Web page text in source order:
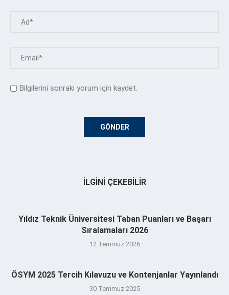
Bilgilerini sonraki yorum için kaydet.
İLGINI ÇEKEBILIR
Yıldız Teknik Üniversitesi Taban Puanları ve Başarı
Sıralamaları 2026
12 Temmuz 2026
ÖSYM 2025 Tercih Kılavuzu ve Kontenjanlar Yayınlandı
30 Temmuz 2025